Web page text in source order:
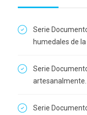
Serie
humedales de
Serie
artesanalmente.
Serie